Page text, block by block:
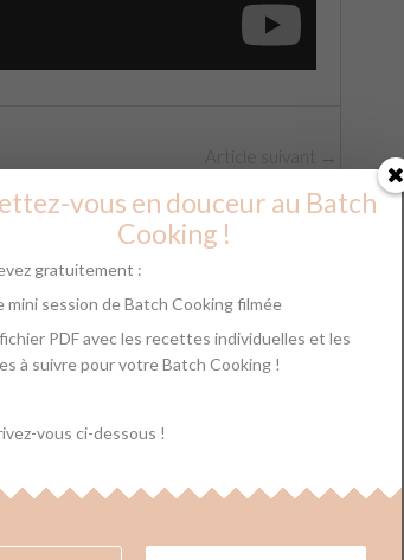
Article suivant →
:
vous en douceur au Batch
Cooking !
gratuitement :
mini session de Batch Cooking filmée
PDF avec les recettes individuelles et les
à suivre pour votre Batch Cooking !
vous ci-dessous !